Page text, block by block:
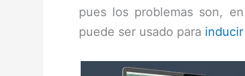
pues los problemas son,
puede ser usado para